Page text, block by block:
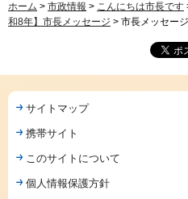
ホーム > 市政情報 > こんにちは市長です
和8年】市長メッセージ > 市長メッセー
サイトマップ
携帯サイト
このサイトについて
個人情報保護方針